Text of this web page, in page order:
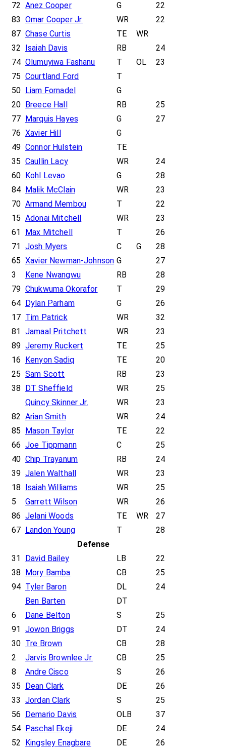
72 Anez Cooper G
22
83 Omar Cooper Jr. WR
22
87 Chase Curtis TE
WR
32
Isaiah Davis RB
24
74 Olumuyiwa Fashanu T OL
23
75 Courtland Ford
T
50
Liam Fornadel
G
20
Breece Hall RB
25
77
Marquis Hayes G
27
76 Xavier Hill
G
49 Connor Hulstein
TE
35 Caullin Lacy WR
24
60
Kohl Levao G
28
84
Malik McClain WR
23
70 Armand Membou T
22
15 Adonai Mitchell WR
23
61
Max Mitchell T
26
71
Josh Myers C G
28
65 Xavier Newman-Johnson G
27
3
Kene Nwangwu RB
28
79 Chukwuma Okorafor T
29
64
Dylan Parham G
26
17 Tim Patrick WR
32
81
Jamaal Pritchett WR
23
89 Jeremy Ruckert TE
25
16
Kenyon Sadiq TE
20
25 Sam Scott RB
23
38
DT Sheffield WR
25
Quincy Skinner Jr.
WR
23
82 Arian Smith WR
24
85
Mason Taylor TE
22
66 Joe Tippmann C
25
40 Chip Trayanum RB
24
39 Jalen Walthall WR
23
18
Isaiah Williams WR
25
5
Garrett Wilson WR
26
86 Jelani Woods TE WR
27
67
Landon Young T
28
Defense
31
David Bailey LB
22
38
Mory Bamba CB
25
94 Tyler Baron DL
24
Ben Barten
DT
6
Dane Belton S
25
91
Jowon Briggs DT
24
30 Tre Brown CB
28
2
Jarvis Brownlee Jr. CB
25
8
Andre Cisco S
26
35
Dean Clark DE
26
33 Jordan Clark S
25
56
Demario Davis OLB
37
54
Paschal Ekeji DE
24
52
Kingsley Enagbare DE 26